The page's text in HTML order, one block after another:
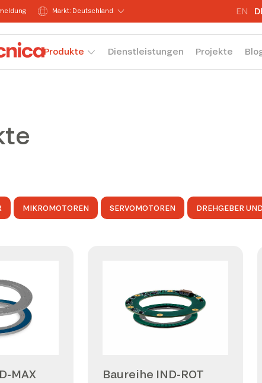
Markt: Deutschland EN
Produkte Dienstleistungen Projekte
MIKROMOTOREN SERVOMOTOREN DREHGEBER
MAX Baureihe IND-ROT